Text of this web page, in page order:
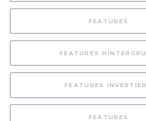
FEATURES
FEATURES
FEATURES
FEATURES